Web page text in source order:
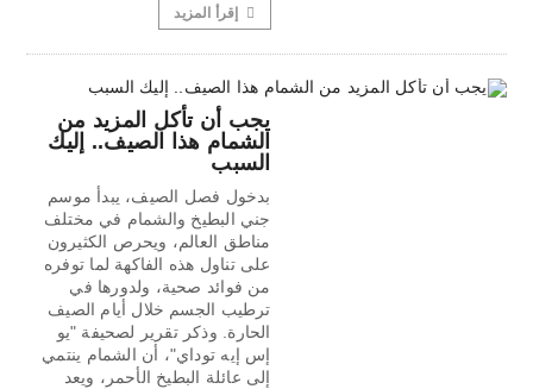
إقرأ المزيد
يجب أن تأكل المزيد من
الشمام هذا الصيف.. إليك
السبب
بدخول فصل الصيف، يبدأ موسم
جني البطيخ والشمام في مختلف
مناطق العالم، ويحرص الكثيرون
على تناول هذه الفاكهة لما توفره
من فوائد صحية، ولدورها في
ترطيب الجسم خلال أيام الصيف
الحارة. وذكر تقرير لصحيفة "يو
إس إيه توداي"، أن الشمام ينتمي
إلى عائلة البطيخ الأحمر، ويعد